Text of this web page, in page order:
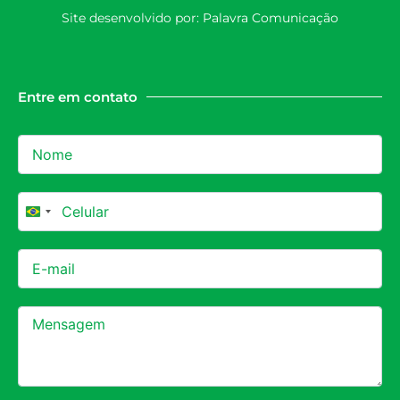
Site desenvolvido por: Palavra Comunicação
Entre em contato
Brazil +55